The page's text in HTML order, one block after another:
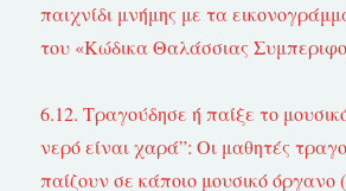
παιχνίδι μνήμης με τα
του «Κώδικα Θαλάσσιας
6.12. Τραγούδησε ή παίξε το
νερό είναι χαρά”: Οι μαθητές
παίζουν σε κάποιο μουσικό